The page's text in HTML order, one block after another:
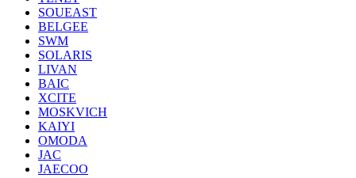
SOUEAST
BELGEE
SWM
SOLARIS
LIVAN
BAIC
XCITE
MOSKVICH
KAIYI
OMODA
JAC
JAECOO